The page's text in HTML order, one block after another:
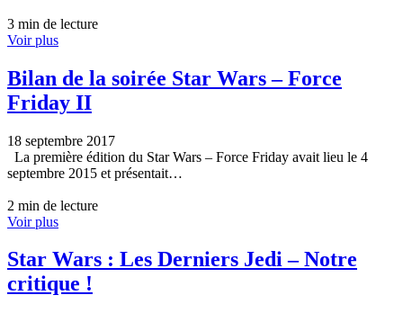
3 min de lecture
Voir plus
Bilan de la soirée Star Wars – Force
Friday II
18 septembre 2017
La première édition du Star Wars – Force Friday avait lieu le 4
septembre 2015 et présentait…
2 min de lecture
Voir plus
Star Wars : Les Derniers Jedi – Notre
critique !